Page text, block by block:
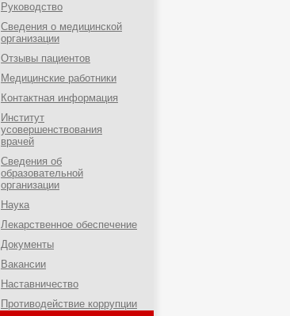
Руководство
Сведения о медицинской
организации
Отзывы пациентов
Медицинские работники
Контактная информация
Институт
усовершенствования
врачей
Сведения об
образовательной
организации
Наука
Лекарственное обеспечение
Документы
Вакансии
Наставничество
Противодействие коррупции